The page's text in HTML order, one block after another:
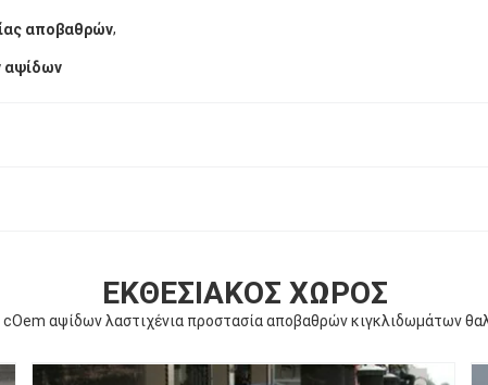
αποβαθρών,
αψίδων
ΕΚΘΕΣΙΑΚΌΣ ΧΏΡΟΣ
αψίδων λαστιχένια προστασία αποβαθρών κιγκλιδωμάτων